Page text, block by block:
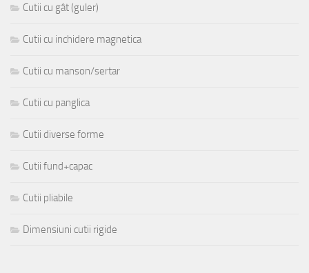
Cutii cu gât (guler)
Cutii cu inchidere magnetica
Cutii cu manson/sertar
Cutii cu panglica
Cutii diverse forme
Cutii fund+capac
Cutii pliabile
Dimensiuni cutii rigide